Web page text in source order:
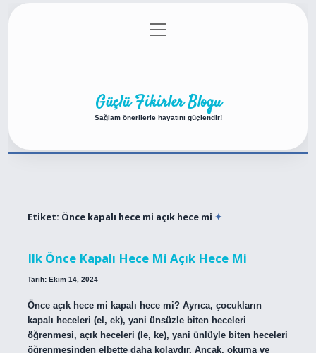
Gizlilik Politikası
menüyü
aç
Güçlü Fikirler Blogu
Sağlam önerilerle hayatını güçlendir!
Etiket: Önce kapalı hece mi açık hece mi
Ilk Önce Kapalı Hece Mi Açık Hece Mi
Tarih: Ekim 14, 2024
Önce açık hece mi kapalı hece mi? Ayrıca, çocukların
kapalı heceleri (el, ek), yani ünsüzle biten heceleri
öğrenmesi, açık heceleri (le, ke), yani ünlüyle biten heceleri
öğrenmesinden elbette daha kolaydır. Ancak, okuma ve